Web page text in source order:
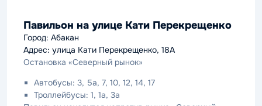
Павильон на улице Кати Перекрещенко
Город: Абакан
Адрес: улица Кати Перекрещенко, 18А
Остановка «Северный рынок»
Автобусы: 3, 5а, 7, 10, 12, 14, 17
Троллейбусы: 1, 1а, 3а